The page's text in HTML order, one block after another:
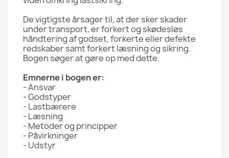
De vigtigste årsager til, at der sker skader
under transport, er forkert og skødesløs
håndtering af godset, forkerte eller defekte
redskaber samt forkert læsning og sikring.
Bogen søger at gøre op med dette.
Emnerne i bogen er:
- Ansvar
- Godstyper
- Lastbærere
- Læsning
- Metoder og principper
- Påvirkninger
- Udstyr